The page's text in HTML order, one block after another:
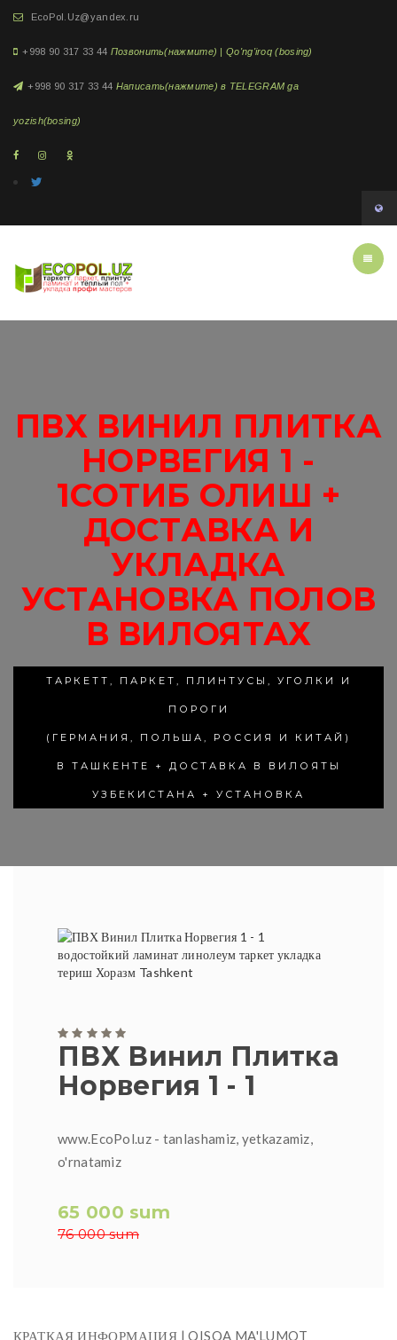
EcoPol.Uz@yandex.ru
+998 90 317 33 44 Позвонить(нажмите) | Qo'ng'iroq (bosing)
+998 90 317 33 44 Написать(нажмите) в TELEGRAM ga
yozish(bosing)
ПВХ ВИНИЛ ПЛИТКА
НОРВЕГИЯ 1 -
1СОТИБ ОЛИШ +
ДОСТАВКА И
УКЛАДКА
УСТАНОВКА ПОЛОВ
В ВИЛОЯТАХ
ТАРКЕТТ, ПАРКЕТ, ПЛИНТУСЫ, УГОЛКИ И
ПОРОГИ
(ГЕРМАНИЯ, ПОЛЬША, РОССИЯ И КИТАЙ)
В ТАШКЕНТЕ + ДОСТАВКА В ВИЛОЯТЫ
УЗБЕКИСТАНА + УСТАНОВКА
ПВХ Винил Плитка
Норвегия 1 - 1
www.EcoPol.uz - tanlashamiz, yetkazamiz,
o'rnatamiz
65 000 sum
76 000 sum
КРАТКАЯ ИНФОРМАЦИЯ | QISQA MA'LUMOT